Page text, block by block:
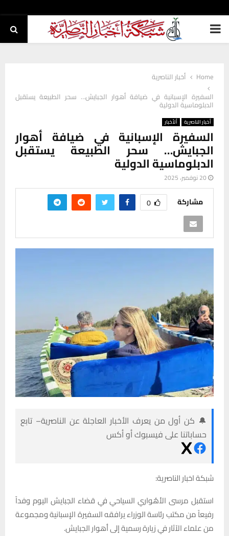
PRIMARY
Home
أخبار الناصرية
السفيرة الإسبانية في ضيافة أهوار الجبايش… سحر الطبيعة يستقبل
الدبلوماسية الدولية
أخبار الناصرية ألأخبار
السفيرة الإسبانية في ضيافة أهوار
الجبايش… سحر الطبيعة يستقبل
الدبلوماسية الدولية
20 نوفمبر، 2025
مشاركة 0
🔔 كن أول من يعرف الأخبار العاجلة عن الناصرية– تابع
حساباتنا على فيسبوك أو أكس
شبكة اخبار الناصرية:
استقبل مرسى الأهُواري السياحي في قضاء الجبايش اليوم وفداً
رفيعاً من مكتب رئاسة الوزراء يرافقه السفيرة الإسبانية ومجموعة
من علماء الآثار في زيارة رسمية إلى أهوار الجبايش.